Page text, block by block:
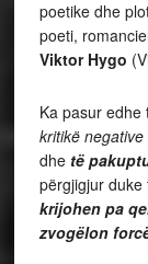
poetike dhe
poeti,
Viktor Hygo
Ka pasur edhe
kritikë negative
dhe të
përgjigjur duke
krijohen pa
zvogëlon